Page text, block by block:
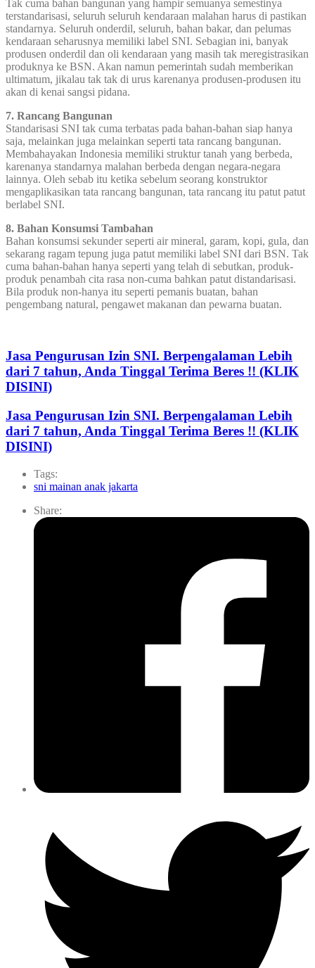
Tak cuma bahan bangunan yang hampir semuanya semestinya
terstandarisasi, seluruh seluruh kendaraan malahan harus di pastikan
standarnya. Seluruh onderdil, seluruh, bahan bakar, dan pelumas
kendaraan seharusnya memiliki label SNI. Sebagian ini, banyak
produsen onderdil dan oli kendaraan yang masih tak meregistrasikan
produknya ke BSN. Akan namun pemerintah sudah memberikan
ultimatum, jikalau tak tak di urus karenanya produsen-produsen itu
akan di kenai sangsi pidana.
7. Rancang Bangunan
Standarisasi SNI tak cuma terbatas pada bahan-bahan siap hanya
saja, melainkan juga melainkan seperti tata rancang bangunan.
Membahayakan Indonesia memiliki struktur tanah yang berbeda,
karenanya standarnya malahan berbeda dengan negara-negara
lainnya. Oleh sebab itu ketika sebelum seorang konstruktor
mengaplikasikan tata rancang bangunan, tata rancang itu patut patut
berlabel SNI.
8. Bahan Konsumsi Tambahan
Bahan konsumsi sekunder seperti air mineral, garam, kopi, gula, dan
sekarang ragam tepung juga patut memiliki label SNI dari BSN. Tak
cuma bahan-bahan hanya seperti yang telah di sebutkan, produk-
produk penambah cita rasa non-cuma bahkan patut distandarisasi.
Bila produk non-hanya itu seperti pemanis buatan, bahan
pengembang natural, pengawet makanan dan pewarna buatan.
Jasa Pengurusan Izin SNI. Berpengalaman Lebih
dari 7 tahun, Anda Tinggal Terima Beres !! (KLIK
DISINI)
Jasa Pengurusan Izin SNI. Berpengalaman Lebih
dari 7 tahun, Anda Tinggal Terima Beres !! (KLIK
DISINI)
Tags:
sni mainan anak jakarta
Share: